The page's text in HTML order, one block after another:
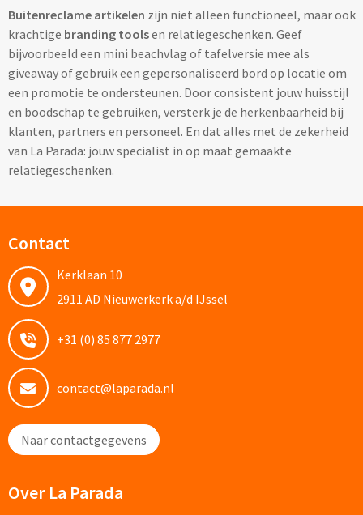
Potloden bedrukken
Markeerstiften bedrukken
Kinderschrijfwaren bedrukken
Stoepkrijt bedrukken
Waskrijtjes bedrukken
Notitieboekjes & Schrijfmappen
Notitieboekjes bedrukken
Notitieblokken bedrukken
Schrijfmappen bedrukken
Documentmappen bedrukken
Klemborden bedrukken
Memo's
Memoblaadjes bedrukken
Buitenreclame artikelen zijn niet alleen functioneel, maar ook
krachtige branding toolsen relatiegeschenken. Geef
bijvoorbeeld een mini beachvlag of tafelversie mee als
giveaway of gebruik een gepersonaliseerd bord op locatie om
een promotie te ondersteunen. Door consistent jouw huisstijl
en boodschap te gebruiken, versterk je de herkenbaarheid bij
klanten, partners en personeel. En dat alles met de zekerheid
van La Parada: jouw specialist in op maat gemaakte
relatiegeschenken.
Contact
Kerklaan 10
2911 AD Nieuwerkerk a/d IJssel
+31 (0) 85 877 2977
contact@laparada.nl
Naar contactgegevens
Over La Parada